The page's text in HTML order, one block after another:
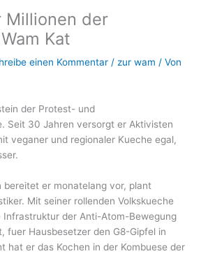
Millionen der
Kat
einen Kommentar / zur wam / Von
der Protest- und
Seit 30 Jahren versorgt er Aktivisten
veganer und regionaler Kueche egal,
bereitet er monatelang vor, plant
Mit seiner rollenden Volkskueche
Infrastruktur der Anti-Atom-Bewegung
fuer Hausbesetzer den G8-Gipfel in
hat er das Kochen in der Kombuese der